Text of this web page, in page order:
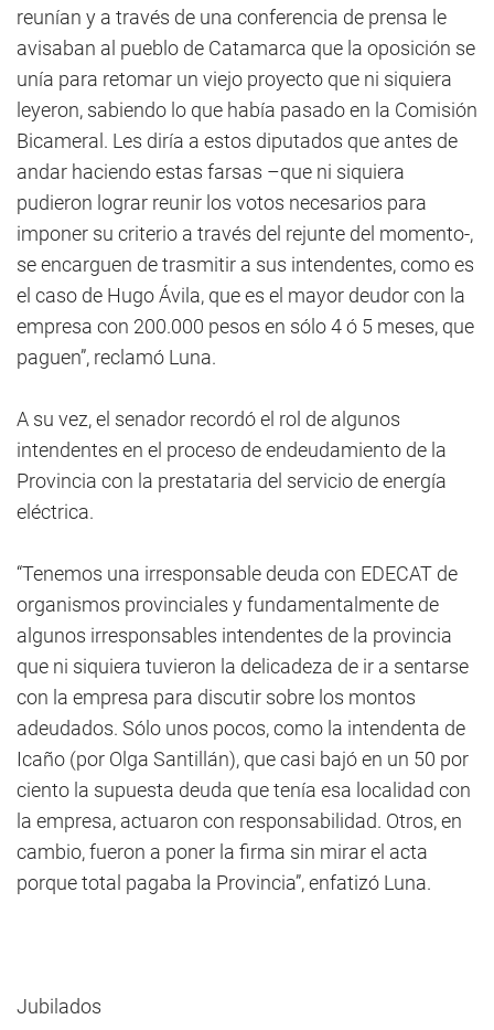
reunían y a través de una conferencia de prensa le
avisaban al pueblo de Catamarca que la oposición se
unía para retomar un viejo proyecto que ni siquiera
leyeron, sabiendo lo que había pasado en la Comisión
Bicameral. Les diría a estos diputados que antes de
andar haciendo estas farsas –que ni siquiera
pudieron lograr reunir los votos necesarios para
imponer su criterio a través del rejunte del momento-,
se encarguen de trasmitir a sus intendentes, como es
el caso de Hugo Ávila, que es el mayor deudor con la
empresa con 200.000 pesos en sólo 4 ó 5 meses, que
paguen”, reclamó Luna.
A su vez, el senador recordó el rol de algunos
intendentes en el proceso de endeudamiento de la
Provincia con la prestataria del servicio de energía
eléctrica.
“Tenemos una irresponsable deuda con EDECAT de
organismos provinciales y fundamentalmente de
algunos irresponsables intendentes de la provincia
que ni siquiera tuvieron la delicadeza de ir a sentarse
con la empresa para discutir sobre los montos
adeudados. Sólo unos pocos, como la intendenta de
Icaño (por Olga Santillán), que casi bajó en un 50 por
ciento la supuesta deuda que tenía esa localidad con
la empresa, actuaron con responsabilidad. Otros, en
cambio, fueron a poner la firma sin mirar el acta
porque total pagaba la Provincia”, enfatizó Luna.
Jubilados